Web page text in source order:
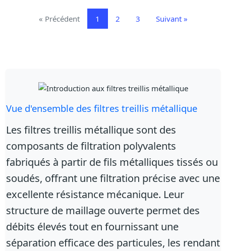
« Précédent 1 2 3 Suivant »
Vue d'ensemble des filtres treillis métallique
Les filtres treillis métallique sont des
composants de filtration polyvalents
fabriqués à partir de fils métalliques tissés ou
soudés, offrant une filtration précise avec une
excellente résistance mécanique. Leur
structure de maillage ouverte permet des
débits élevés tout en fournissant une
séparation efficace des particules, les rendant